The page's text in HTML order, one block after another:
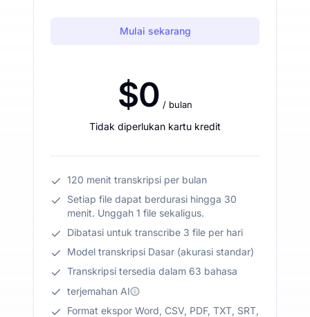
Mulai sekarang
$0 / bulan
Tidak diperlukan kartu kredit
120 menit transkripsi per bulan
Setiap file dapat berdurasi hingga 30
menit. Unggah 1 file sekaligus.
Dibatasi untuk transcribe 3 file per hari
Model transkripsi Dasar (akurasi standar)
Transkripsi tersedia dalam 63 bahasa
terjemahan AI
Format ekspor Word, CSV, PDF, TXT, SRT,